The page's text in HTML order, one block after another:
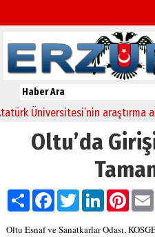
Üniversitesi’nin araştırma
Oltu’da
PaylaşFacebook
TwitterLinkedIn
Oltu Esnaf ve Sanatkarlar Odası,